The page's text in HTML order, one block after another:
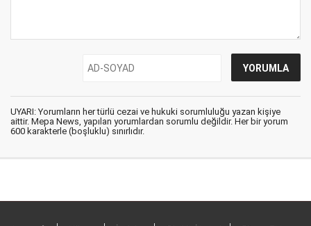
UYARI: Yorumların her türlü cezai ve hukuki sorumluluğu yazan kişiye
aittir. Mepa News, yapılan yorumlardan sorumlu değildir. Her bir yorum
600 karakterle (boşluklu) sınırlıdır.